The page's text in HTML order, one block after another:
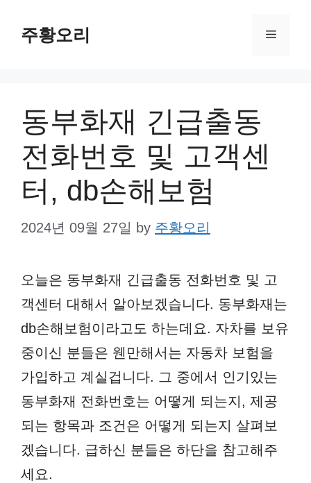
주황오리 Menu
동부화재 긴급출동
전화번호 및 고객센
터, db손해보험
2024년 09월 27일 by 주황오리
오늘은 동부화재 긴급출동 전화번호 및 고
객센터 대해서 알아보겠습니다. 동부화재는
db손해보험이라고도 하는데요. 자차를 보유
중이신 분들은 웬만해서는 자동차 보험을
가입하고 계실겁니다. 그 중에서 인기있는
동부화재 전화번호는 어떻게 되는지, 제공
되는 항목과 조건은 어떻게 되는지 살펴보
겠습니다. 급하신 분들은 하단을 참고해주
세요.